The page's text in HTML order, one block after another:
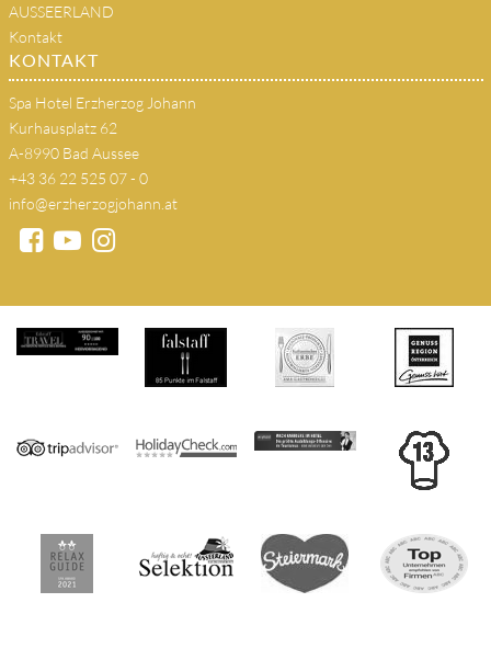
AUSSEERLAND
Kontakt
KONTAKT
Spa Hotel Erzherzog Johann
Kurhausplatz 62
A-8990 Bad Aussee
+43 36 22 525 07 - 0
info@erzherzogjohann.at